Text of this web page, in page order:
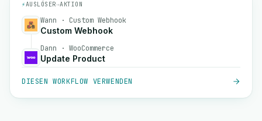
⚡AUSLÖSER→AKTION
Wann · Custom Webhook
Custom Webhook
Dann · WooCommerce
Update Product
DIESEN WORKFLOW VERWENDEN